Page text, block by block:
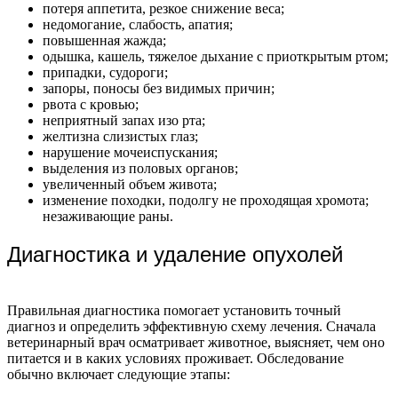
потеря аппетита, резкое снижение веса;
недомогание, слабость, апатия;
повышенная жажда;
одышка, кашель, тяжелое дыхание с приоткрытым ртом;
припадки, судороги;
запоры, поносы без видимых причин;
рвота с кровью;
неприятный запах изо рта;
желтизна слизистых глаз;
нарушение мочеиспускания;
выделения из половых органов;
увеличенный объем живота;
изменение походки, подолгу не проходящая хромота;
незаживающие раны.
Диагностика и удаление опухолей
Правильная диагностика помогает установить точный
диагноз и определить эффективную схему лечения. Сначала
ветеринарный врач осматривает животное, выясняет, чем оно
питается и в каких условиях проживает. Обследование
обычно включает следующие этапы: